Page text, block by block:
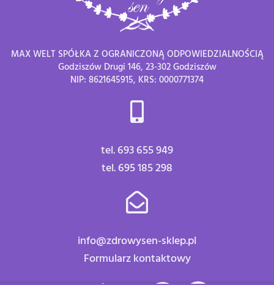
MAX WELT SPÓŁKA Z OGRANICZONĄ ODPOWIEDZIALNOŚCIĄ
Godziszów Drugi 146, 23-302 Godziszów
NIP: 8621645915, KRS: 0000771374
tel. 693 655 949
tel. 695 185 298
info@zdrowysen-sklep.pl
Formularz kontaktowy